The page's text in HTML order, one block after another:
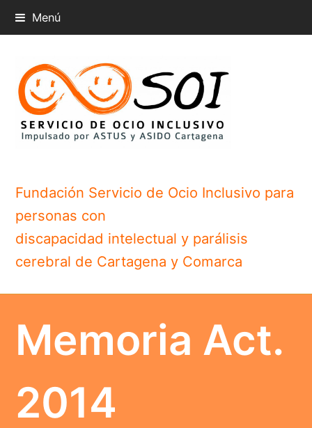
Menú
Fundación Servicio de Ocio Inclusivo para
personas con
discapacidad intelectual y parálisis
cerebral de Cartagena y Comarca
Memoria Act.
2014